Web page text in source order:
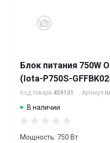
Блок питания 750W
(Iota-P750S-
Код товара 459131 Артикул
В наличии
Мощность: 750 Вт